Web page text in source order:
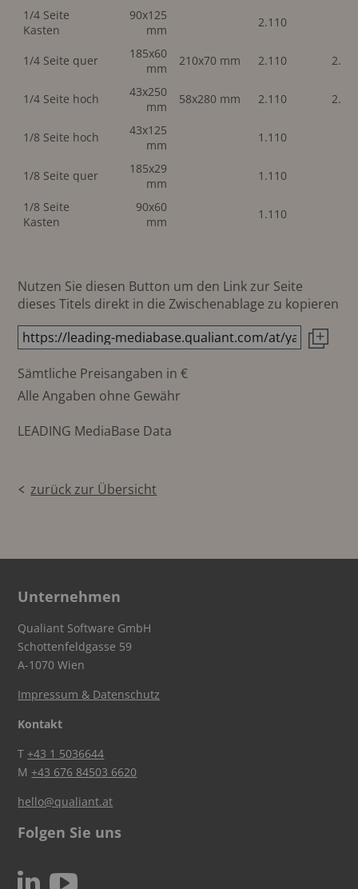
1/4 Seite
Kasten
90x125
mm
2.110
1/4 Seite quer
185x60
mm
210x70 mm 2.110
1/4 Seite hoch
43x250
mm
58x280 mm 2.110
1/8 Seite hoch
43x125
mm
1.110
1/8 Seite quer
185x29
mm
1.110
1/8 Seite
Kasten
90x60
mm
1.110
Nutzen Sie diesen Button um den Link zur Seite
dieses Titels direkt in die Zwischenablage zu kopieren
Sämtliche Preisangaben in €
Alle Angaben ohne Gewähr
LEADING MediaBase Data
zurück zur Übersicht
Unternehmen
Qualiant Software GmbH
Schottenfeldgasse 59
A-1070 Wien
Impressum & Datenschutz
Kontakt
T+43 1 5036644
M+43 676 84503 6620
hello@qualiant.at
Folgen Sie uns
N c